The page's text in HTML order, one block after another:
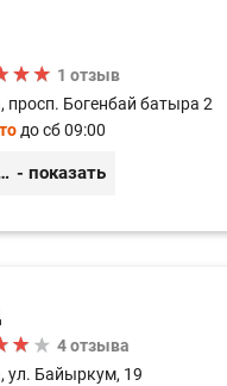
1 отзыв
просп. Богенбай батыра 2
до сб 09:00
- показать
4 отзыва
ул. Байыркум, 19